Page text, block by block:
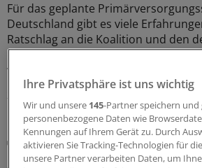
Für das geplante
Deutschland gibt es viele
Ratschlag an die Koalition und den
Gesundheitsminister Carsten
viel Zeit für die Umsetzung
28.07.2026
Lipidmanagement
LDL-Cholesterin: Neue US-
Ihre Privatsphäre ist uns wichtig
Wir und unsere 145-Partner speichern und
personenbezogene Daten wie
Kennungen auf Ihrem Gerät zu. Durch
aktivieren Sie Tracking-Technologien für
unsere Partner verarbeiten Daten, um